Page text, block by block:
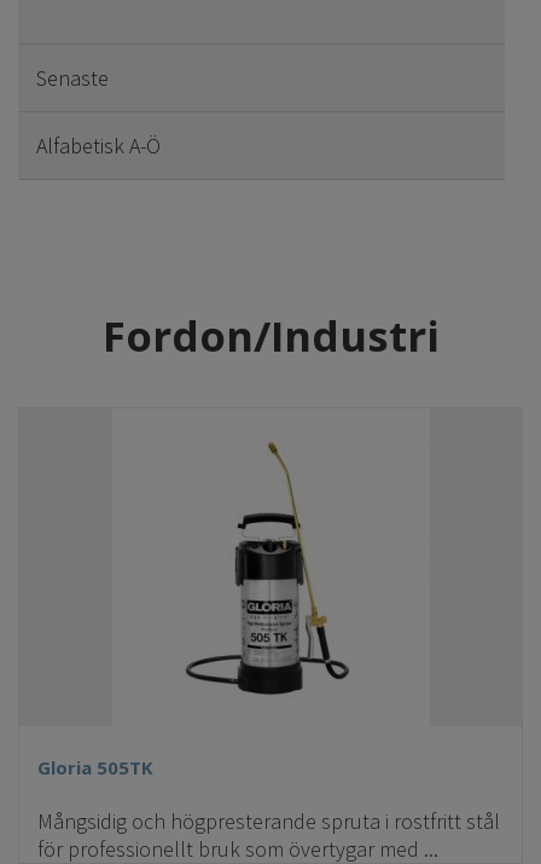
Senaste
Alfabetisk A-Ö
Fordon/Industri
Gloria 505TK
Mångsidig och högpresterande spruta i rostfritt stål
för professionellt bruk som övertygar med ...